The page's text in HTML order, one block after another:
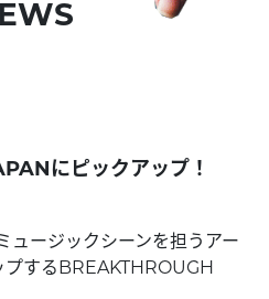
にピックアップ！
ージックシーンを担うアー
プするBREAKTHROUGH